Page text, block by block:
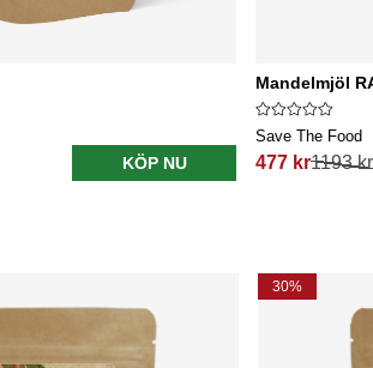
KÖP NU
Mandelmjöl
Save The Food
477 kr
Ordinarie1193 kr
30%